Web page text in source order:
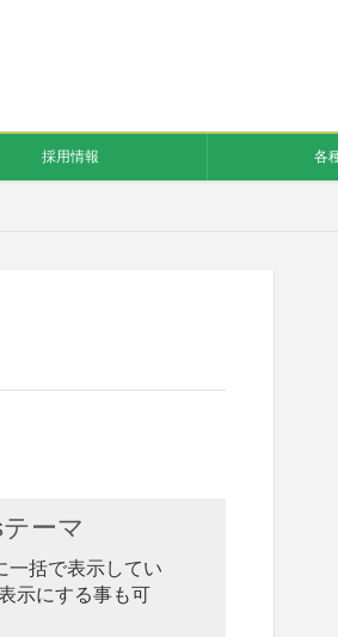
採用情報 各
ーマ
一括で表示してい
示にする事も可